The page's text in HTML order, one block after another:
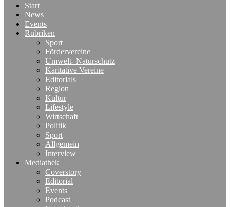
Start
News
Events
Rubriken
Sport
Fördervereine
Umwelt- Naturschutz
Karitative Vereine
Editorials
Region
Kultur
Lifestyle
Wirtschaft
Politik
Sport
Allgemein
Interview
Mediathek
Coverstory
Editorial
Events
Podcast